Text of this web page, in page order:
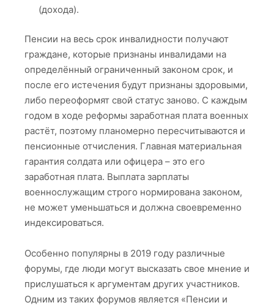
(дохода).
Пенсии на весь срок инвалидности получают
граждане, которые признаны инвалидами на
определённый ограниченный законом срок, и
после его истечения будут признаны здоровыми,
либо переоформят свой статус заново. С каждым
годом в ходе реформы заработная плата военных
растёт, поэтому планомерно пересчитываются и
пенсионные отчисления. Главная материальная
гарантия солдата или офицера – это его
заработная плата. Выплата зарплаты
военнослужащим строго нормирована законом,
не может уменьшаться и должна своевременно
индексироваться.
Особенно популярны в 2019 году различные
форумы, где люди могут высказать свое мнение и
прислушаться к аргументам других участников.
Одним из таких форумов является «Пенсии и